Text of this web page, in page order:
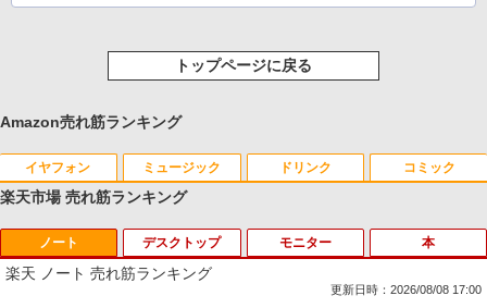
トップページに戻る
Amazon売れ筋ランキング
イヤフォン
Anker Soundcore P40i オフホワイト
￥7,990
ミュージック
BRUCE WAYNE feat. Flo Milli, ATL Jacob
[Explicit]
ドリンク
by Amazon 天然水 ラベルレス 500ml ×24本
富士山の天然水 バナジウム含有 水 ミネラル
ウォーター ペットボトル 静岡県産 500ミリリ
コミック
薬屋のひとりごと 17巻 (デジタル版ビッグガ
ンガンコミックス)
楽天市場 売れ筋ランキング
ノート
楽天 ノート 売れ筋ランキング
更新日時：2026/08/08 17:00
デスクトップ モニター 本